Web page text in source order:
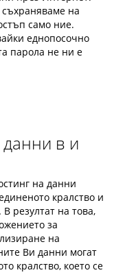
на
само ние.
еднопосочно
парола не ни е
в и
на данни
кралство и
резултат на това,
за
на
Ви данни могат
кралство, което се